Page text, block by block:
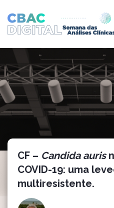
CF – Candida auris
COVID-19: uma
multiresistente.